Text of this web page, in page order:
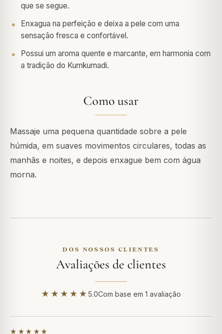
que se segue.
Enxagua na perfeição e deixa a pele com uma
sensação fresca e confortável.
Possui um aroma quente e marcante, em harmonia com
a tradição do Kumkumadi.
Como usar
Massaje uma pequena quantidade sobre a pele
húmida, em suaves movimentos circulares, todas as
manhãs e noites, e depois enxague bem com água
morna.
DOS NOSSOS CLIENTES
Avaliações de clientes
★★★★★ 5.0Com base em 1 avaliação
★★★★★